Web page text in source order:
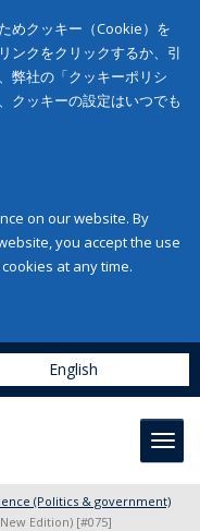
めクッキー（Cookie）を
ンクをクリックするか、引
弊社の「クッキーポリシ
クッキーの設定はいつでも
on our website. By
you accept the use
at any time.
English
(Politics & government)
Edition) [#075]